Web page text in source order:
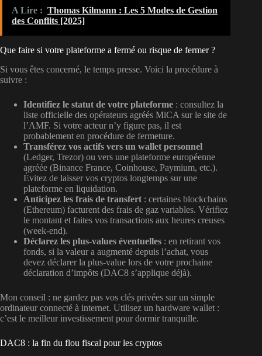
A Lire : Thomas Kilmann : Les 5 Modes de Gestion
des Conflits [2025]
Que faire si votre plateforme a fermé ou risque de fermer ?
Si vous êtes concerné, le temps presse. Voici la procédure à
suivre :
Identifiez le statut de votre plateforme : consultez la
liste officielle des opérateurs agréés MiCA sur le site de
l’AMF. Si votre acteur n’y figure pas, il est
probablement en procédure de fermeture.
Transférez vos actifs vers un wallet personnel
(Ledger, Trezor) ou vers une plateforme européenne
agréée (Binance France, Coinhouse, Paymium, etc.).
Évitez de laisser vos cryptos longtemps sur une
plateforme en liquidation.
Anticipez les frais de transfert : certaines blockchains
(Ethereum) facturent des frais de gaz variables. Vérifiez
le montant et faites vos transactions aux heures creuses
(week-end).
Déclarez les plus-values éventuelles : en retirant vos
fonds, si la valeur a augmenté depuis l’achat, vous
devez déclarer la plus-value lors de votre prochaine
déclaration d’impôts (DAC8 s’applique déjà).
Mon conseil : ne gardez pas vos clés privées sur un simple
ordinateur connecté à internet. Utilisez un hardware wallet :
c’est le meilleur investissement pour dormir tranquille.
DAC8 : la fin du flou fiscal pour les cryptos